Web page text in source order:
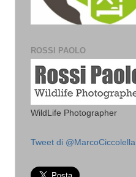
ROSSI PAOLO
WildLife Photographer
Tweet di @MarcoCiccolella